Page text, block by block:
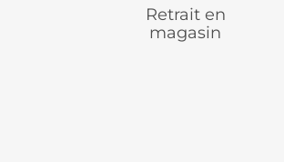
Retrait en
magasin